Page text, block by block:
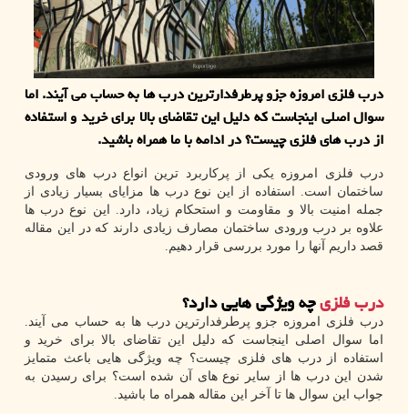
درب فلزی امروزه جزو پرطرفدارترین درب ها به حساب می آیند. اما
سوال اصلی اینجاست كه دلیل این تقاضای بالا برای خرید و استفاده
از درب های فلزی چیست؟ در ادامه با ما همراه باشید.
درب فلزی امروزه یکی از پرکاربرد ترین انواع درب های ورودی
ساختمان است. استفاده از این نوع درب ها مزایای بسیار زیادی از
جمله امنیت بالا و مقاومت و استحکام زیاد، دارد. این نوع درب ها
علاوه بر درب ورودی ساختمان مصارف زیادی دارند که در این مقاله
قصد داریم آنها را مورد بررسی قرار دهیم.
درب فلزیچه ویژگی هایی دارد؟
درب فلزی امروزه جزو پرطرفدارترین درب ها به حساب می آیند.
اما سوال اصلی اینجاست که دلیل این تقاضای بالا برای خرید و
استفاده از درب های فلزی چیست؟ چه ویژگی هایی باعث متمایز
شدن این درب ها از سایر نوع های آن شده است؟ برای رسیدن به
جواب این سوال ها تا آخر این مقاله همراه ما باشید.